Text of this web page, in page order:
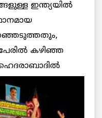
ഇന്ത്യയില്‍
കഴിഞ്ഞ